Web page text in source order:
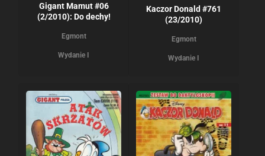
Gigant Mamut #06
(2/2010): Do dechy!
Egmont
Wydanie I
Kaczor Donald #761
(23/2010)
Egmont
Wydanie I